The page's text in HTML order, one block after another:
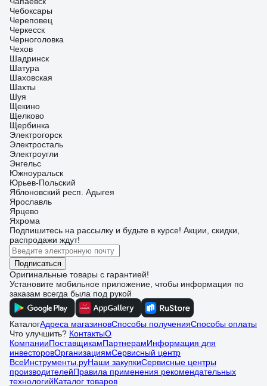
Чебоксары
Череповец
Черкесск
Черноголовка
Чехов
Шадринск
Шатура
Шаховская
Шахты
Шуя
Щекино
Щелково
Щербинка
Электрогорск
Электросталь
Электроугли
Энгельс
Южноуральск
Юрьев-Польский
Яблоновский респ. Адыгея
Ярославль
Ярцево
Яхрома
Подпишитесь на рассылку и будьте в курсе! Акции, скидки,
распродажи ждут!
Подписаться
Оригинальные товары с гарантией!
Установите мобильное приложение, чтобы информация по
заказам всегда была под рукой
КаталогАдреса магазиновСпособы полученияСпособы оплаты
Что улучшить? КонтактыО
КомпанииПоставщикамПартнерамИнформация для
инвесторовОрганизациямСервисный центр
ВсеИнструменты.руНаши закупкиСервисные центры
производителейПравила применения рекомендательных
технологийКаталог товаров